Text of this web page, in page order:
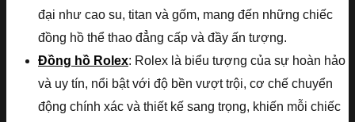
đại như cao su, titan và gốm, mang đến những chiếc
đồng hồ thể thao đẳng cấp và đầy ấn tượng.
Đồng hồ Rolex: Rolex là biểu tượng của sự hoàn hảo
và uy tín, nổi bật với độ bền vượt trội, cơ chế chuyển
động chính xác và thiết kế sang trọng, khiến mỗi chiếc